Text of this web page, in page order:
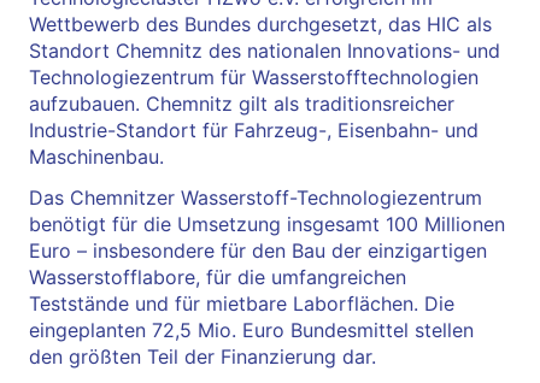
Wettbewerb des Bundes durchgesetzt, das HIC als
Standort Chemnitz des nationalen Innovations- und
Technologiezentrum für Wasserstofftechnologien
aufzubauen. Chemnitz gilt als traditionsreicher
Industrie-Standort für Fahrzeug-, Eisenbahn- und
Maschinenbau.
Das Chemnitzer Wasserstoff-Technologiezentrum
benötigt für die Umsetzung insgesamt 100 Millionen
Euro – insbesondere für den Bau der einzigartigen
Wasserstofflabore, für die umfangreichen
Teststände und für mietbare Laborflächen. Die
eingeplanten 72,5 Mio. Euro Bundesmittel stellen
den größten Teil der Finanzierung dar.